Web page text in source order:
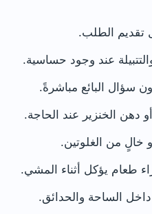
تقديم الطلب.
عند وجود حساسية.
سؤال البائع مباشرةً.
دهن الخنزير عند الحاجة.
خالٍ من الغلوتين.
طعام يؤكل أثناء المشي.
داخل الساحة والحدائق.